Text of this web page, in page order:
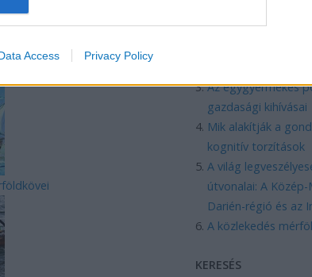
Access Privacy Policy
Manaus: a
Magyarország
Az egygyermekes
gazdasági kihívásai
Mik alakítják a
kognitív torzítások
A világ
útvonalai: A
Darién-régió és az
A közlekedés
KERESÉS